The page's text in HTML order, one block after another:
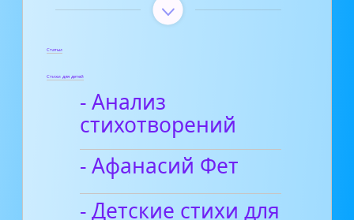
Статьи
Стихи для детей
- Анализ
стихотворений
- Афанасий Фет
- Детские стихи для